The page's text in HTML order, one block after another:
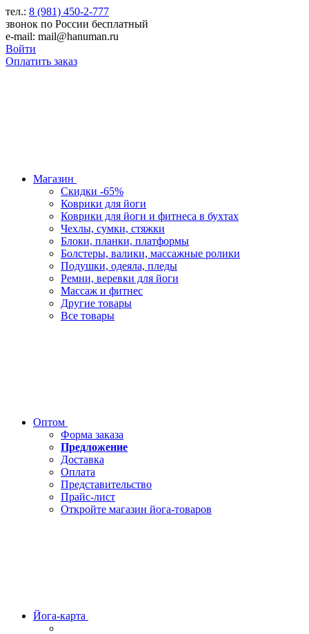
тел.: 8 (981) 450-2-777
звонок по России бесплатный
e-mail: mail@hanuman.ru
Войти
Оплатить заказ
Магазин
Скидки -65%
Коврики для йоги
Коврики для йоги и фитнеса в бухтах
Чехлы, сумки, стяжки
Блоки, планки, платформы
Болстеры, валики, массажные ролики
Подушки, одеяла, пледы
Ремни, веревки для йоги
Массаж и фитнес
Другие товары
Все товары
Оптом
Форма заказа
Предложение
Доставка
Оплата
Представительство
Прайс-лист
Откройте магазин йога-товаров
Йога-карта